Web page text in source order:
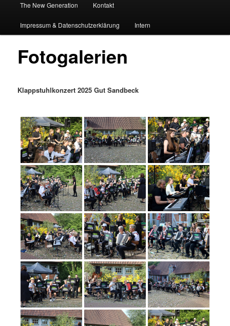
The New Generation Kontakt
Impressum & Datenschutzerklärung Intern
Fotogalerien
Klappstuhlkonzert 2025 Gut Sandbeck